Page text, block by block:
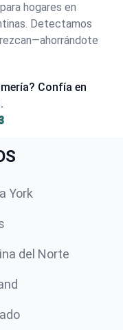
hogares en
Detectamos
Confía en
York
del Norte